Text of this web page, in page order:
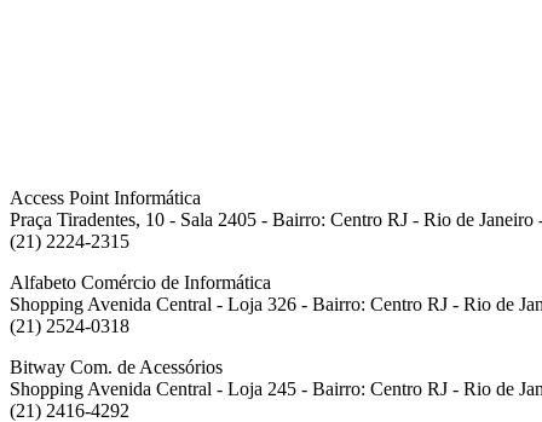
Access Point Informática
Praça Tiradentes, 10 - Sala 2405 - Bairro: Centro RJ - Rio de
(21) 2224-2315
Alfabeto Comércio de Informática
Shopping Avenida Central - Loja 326 - Bairro: Centro RJ - Rio de
(21) 2524-0318
Bitway Com. de Acessórios
Shopping Avenida Central - Loja 245 - Bairro: Centro RJ - Rio de
(21) 2416-4292